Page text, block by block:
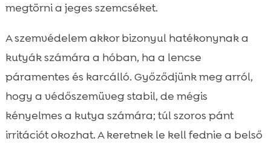
megtörni a jeges szemcséket.
A szemvédelem akkor bizonyul hatékonynak a
kutyák számára a hóban, ha a lencse
páramentes és karcálló. Győződjünk meg arról,
hogy a védőszemüveg stabil, de mégis
kényelmes a kutya számára; túl szoros pánt
irritációt okozhat. A keretnek le kell fednie a belső